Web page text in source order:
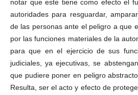
notar que este tiene como efecto el
autoridades para resguardar,
de las personas ante el peligro a que
por las funciones materiales de la
para que en el ejercicio de sus
judiciales, ya ejecutivas, se
que pudiere poner en peligro
Resulta, ser el acto y efecto de